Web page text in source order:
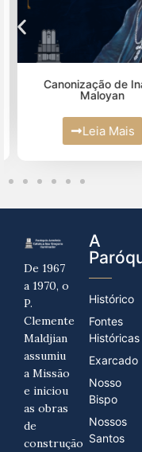
Fevereiro (2)
Janeiro (4)
Canonização de
Maloyan
Leia Mais
De 1967
a 1970, o
P.
Clemente
Maldjian
assumiu
a Missão
e iniciou
as obras
de
construção
A
Histórico
Fontes
Históricas
Exarcado
Nosso
Bispo
Nossos
Santos